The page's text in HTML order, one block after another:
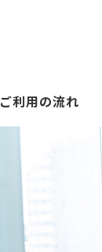
ご利用の流れ